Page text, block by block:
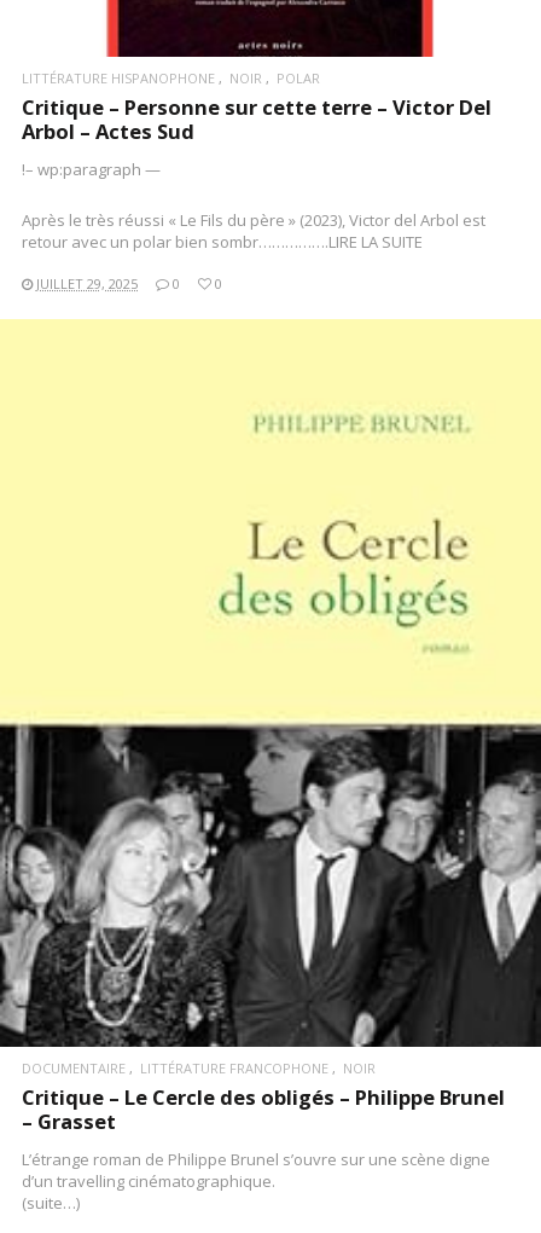
LITTÉRATURE HISPANOPHONE NOIR POLAR
Critique – Personne sur cette terre – Victor Del
Arbol – Actes Sud
!– wp:paragraph —
Après le très réussi « Le Fils du père » (2023), Victor del Arbol est
retour avec un polar bien sombr…………….LIRE LA SUITE
JUILLET 29, 2025 0 0
LIRE LA SUITE
DOCUMENTAIRE LITTÉRATURE FRANCOPHONE NOIR
Critique – Le Cercle des obligés – Philippe Brunel
– Grasset
L’étrange roman de Philippe Brunel s’ouvre sur une scène digne
d’un travelling cinématographique.
(suite…)